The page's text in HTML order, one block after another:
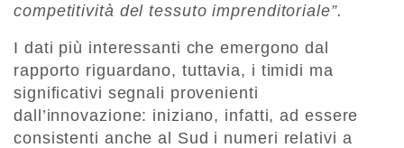
competitività del tessuto imprenditoriale”.
I dati più interessanti che emergono dal
rapporto riguardano, tuttavia, i timidi ma
significativi segnali provenienti
dall’innovazione: iniziano, infatti, ad essere
consistenti anche al Sud i numeri relativi a